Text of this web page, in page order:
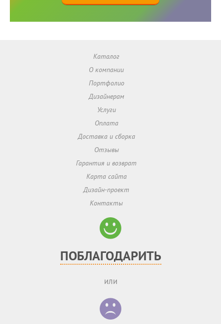
Каталог
О компании
Портфолио
Дизайнерам
Услуги
Оплата
Доставка и сборка
Отзывы
Гарантия и возврат
Карта сайта
Дизайн-проект
Контакты
ПОБЛАГОДАРИТЬ
или